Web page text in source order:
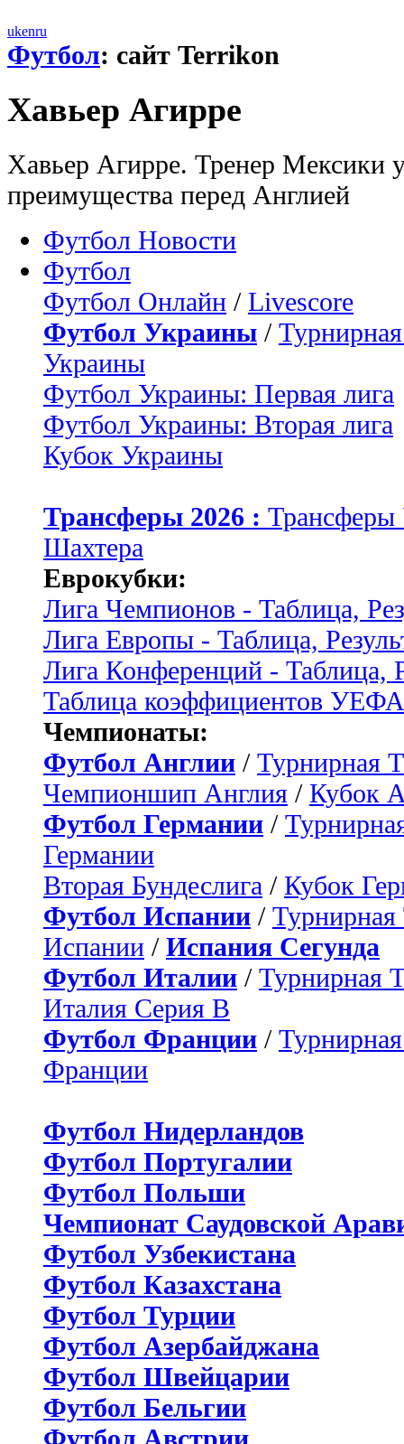
ukenru
Футбол: сайт Terrikon
Хавьер Агирре
Хавьер Агирре. Тренер Мексики
преимущества перед Англией
Футбол Новости
Футбол
Футбол Онлайн / Livescore
Футбол Украины /
Украины
Футбол Украины: Первая лига
Футбол Украины: Вторая лига
Кубок Украины
Трансферы 2026 :
Шахтера
Еврокубки:
Лига Чемпионов - Таблица,
Лига Европы - Таблица,
Лига Конференций - Таблица,
Таблица коэффициентов УЕФА
Чемпионаты:
Футбол Англии / Турнирная
Чемпионшип Англия / Кубок
Футбол Германии /
Германии
Вторая Бундеслига / Кубок
Футбол Испании / Турнирная
Испании / Испания Сегунда
Футбол Италии / Турнирная
Италия Серия B
Футбол Франции /
Франции
Футбол Нидерландов
Футбол Португалии
Футбол Польши
Чемпионат Саудовской
Футбол Узбекистана
Футбол Казахстана
Футбол Турции
Футбол Азербайджана
Футбол Швейцарии
Футбол Бельгии
Футбол Австрии